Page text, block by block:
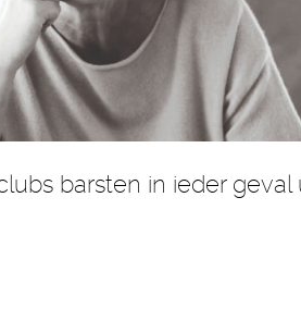
barsten in ieder